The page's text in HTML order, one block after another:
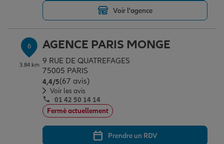
Voir l'agence
6
3.84 km
AGENCE PARIS MONGE
9 RUE DE QUATREFAGES
75005 PARIS
4,4/5Note de 4.4 sur 5
(67 avis)
Voir les avis
01 42 50 14 14
Fermé actuellement
Prendre un RDV